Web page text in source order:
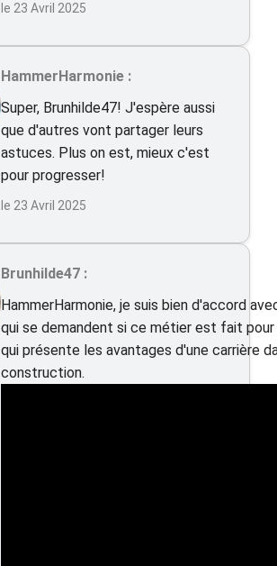
le 23 Avril 2025
HammerHarmonie :
Super, Brunhilde47! J'espère aussi
que d'autres vont partager leurs
astuces. Plus on est, mieux c'est
pour progresser!
le 23 Avril 2025
Brunhilde47 :
HammerHarmonie, je suis bien d'accord
qui se demandent si ce métier est fait
qui présente les avantages d'une carrière
construction.